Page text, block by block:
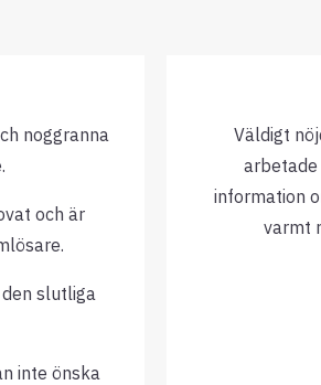
noggranna
och är
slutliga
inte önska
Väldigt
information
varmt